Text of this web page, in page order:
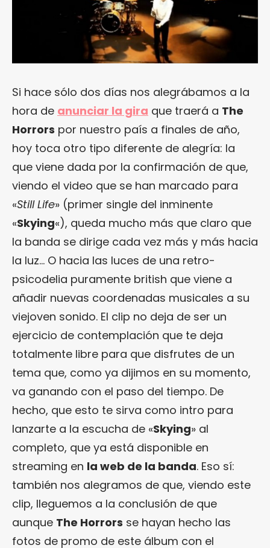
Si hace sólo dos días nos alegrábamos a la
hora de anunciar la gira que traerá a The
Horrors por nuestro país a finales de año,
hoy toca otro tipo diferente de alegría: la
que viene dada por la confirmación de que,
viendo el video que se han marcado para
«Still Life» (primer single del inminente
«Skying«), queda mucho más que claro que
la banda se dirige cada vez más y más hacia
la luz… O hacia las luces de una retro-
psicodelia puramente british que viene a
añadir nuevas coordenadas musicales a su
viejoven sonido. El clip no deja de ser un
ejercicio de contemplación que te deja
totalmente libre para que disfrutes de un
tema que, como ya dijimos en su momento,
va ganando con el paso del tiempo. De
hecho, que esto te sirva como intro para
lanzarte a la escucha de «Skying» al
completo, que ya está disponible en
streaming en la web de la banda. Eso sí:
también nos alegramos de que, viendo este
clip, lleguemos a la conclusión de que
aunque The Horrors se hayan hecho las
fotos de promo de este álbum con el